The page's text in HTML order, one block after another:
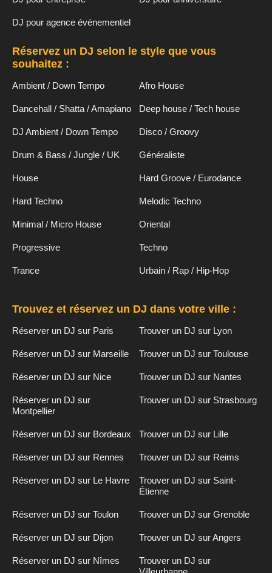
DJ pour agence événementiel
Réservez un DJ selon le style que vous
souhaitez :
Ambient / Down Tempo Afro House
Dancehall / Shatta / Amapiano Deep house / Tech house
DJ Ambient / Down Tempo Disco / Groovy
Drum & Bass / Jungle / UK Généraliste
House Hard Groove / Eurodance
Hard Techno Melodic Techno
Minimal / Micro House Oriental
Progressive Techno
Trance Urbain / Rap / Hip-Hop
Trouvez et réservez un DJ dans votre ville :
Réserver un DJ sur Paris Trouver un DJ sur Lyon
Réserver un DJ sur Marseille Trouver un DJ sur Toulouse
Réserver un DJ sur Nice Trouver un DJ sur Nantes
Réserver un DJ sur
Montpellier
Trouver un DJ sur Strasbourg
Réserver un DJ sur Bordeaux Trouver un DJ sur Lille
Réserver un DJ sur Rennes Trouver un DJ sur Reims
Réserver un DJ sur Le Havre
Trouver un DJ sur Saint-
Étienne
Réserver un DJ sur Toulon Trouver un DJ sur Grenoble
Réserver un DJ sur Dijon Trouver un DJ sur Angers
Réserver un DJ sur Nîmes
Trouver un DJ sur